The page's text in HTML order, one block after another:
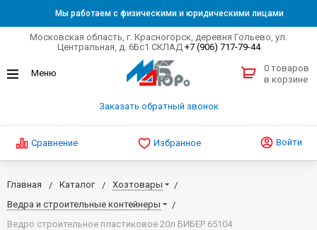
Мы работаем с физическими и юридическими лицами
Московская область, г. Красногорск, деревня Гольево, ул.
Центральная, д. 6Бс1 СКЛАД +7 (906) 717-79-44
Заказать обратный звонок
0 товаров
в корзине
Сравнение Избранное Войти
Главная Каталог
Хозтовары
Ведра и строительные контейнеры
Ведро строительное пластиковое 20л БИБЕР 65104